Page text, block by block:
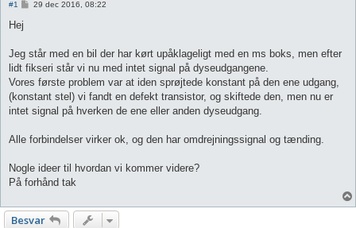
#1
g
29 dec 2016, 08:22
Hej
Jeg står med en bil der har kørt upåklageligt med en ms boks, men efter
lidt fikseri står vi nu med intet signal på dyseudgangene.
Vores første problem var at iden sprøjtede konstant på den ene udgang,
(konstant stel) vi fandt en defekt transistor, og skiftede den, men nu er
intet signal på hverken de ene eller anden dyseudgang.
Alle forbindelser virker ok, og den har omdrejningssignal og tænding.
Nogle ideer til hvordan vi kommer videre?
På forhånd tak
Besvar